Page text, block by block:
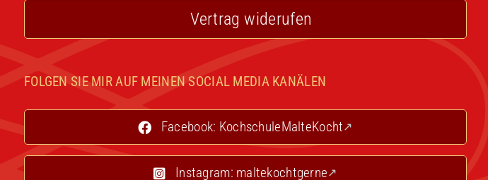
Vertrag widerufen
FOLGEN SIE MIR AUF MEINEN SOCIAL MEDIA KANÄLEN
Facebook: KochschuleMalteKocht
Instagram: maltekochtgerne